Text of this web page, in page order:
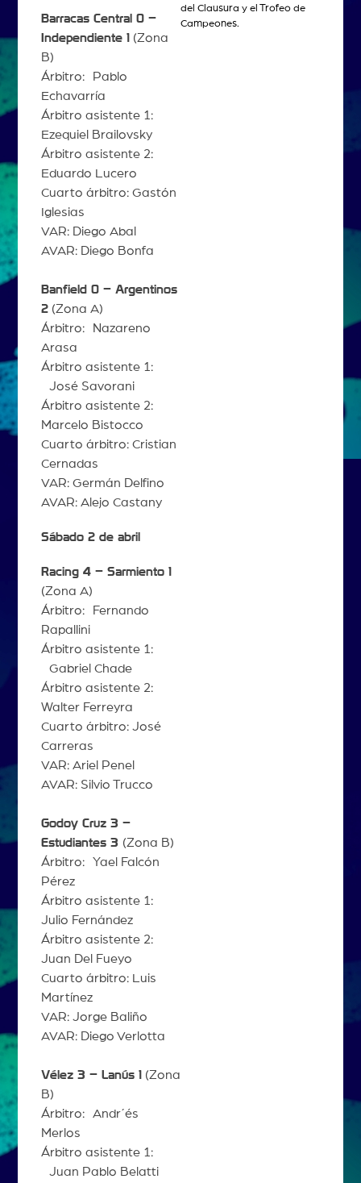
Barracas Central 0 –
Independiente 1 (Zona
B)
Árbitro: Pablo
Echavarría
Árbitro asistente 1:
Ezequiel Brailovsky
Árbitro asistente 2:
Eduardo Lucero
Cuarto árbitro: Gastón
Iglesias
VAR: Diego Abal
AVAR: Diego Bonfa
Banfield 0 – Argentinos
2(Zona A)
Árbitro: Nazareno
Arasa
Árbitro asistente 1:
José Savorani
Árbitro asistente 2:
Marcelo Bistocco
Cuarto árbitro: Cristian
Cernadas
VAR: Germán Delfino
AVAR: Alejo Castany
Sábado 2 de abril
Racing 4 – Sarmiento 1
(Zona A)
Árbitro: Fernando
Rapallini
Árbitro asistente 1:
Gabriel Chade
Árbitro asistente 2:
Walter Ferreyra
Cuarto árbitro: José
Carreras
VAR: Ariel Penel
AVAR: Silvio Trucco
Godoy Cruz 3 –
Estudiantes 3 (Zona B)
Árbitro: Yael Falcón
Pérez
Árbitro asistente 1:
Julio Fernández
Árbitro asistente 2:
Juan Del Fueyo
Cuarto árbitro: Luis
Martínez
VAR: Jorge Baliño
AVAR: Diego Verlotta
Vélez 3 – Lanús 1 (Zona
B)
Árbitro: Andr´és
Merlos
Árbitro asistente 1:
Juan Pablo Belatti
del Clausura y el Trofeo de
Campeones.